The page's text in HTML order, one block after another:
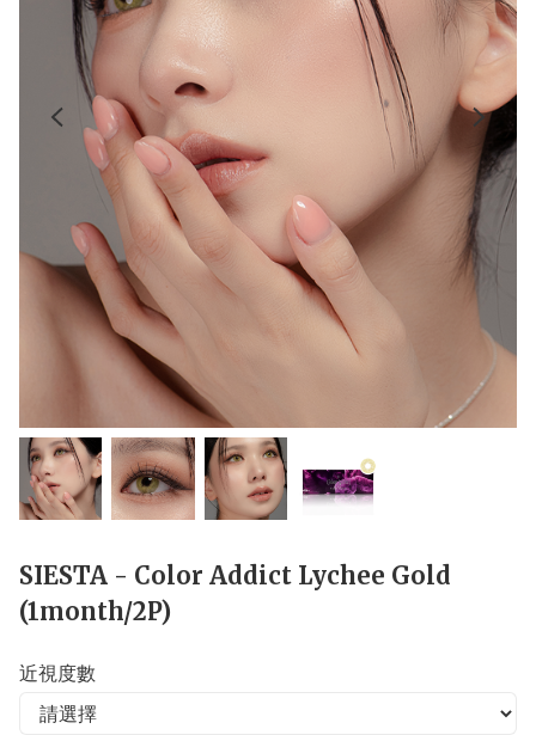
SIESTA - Color Addict Lychee Gold
(1month/2P)
近視度數